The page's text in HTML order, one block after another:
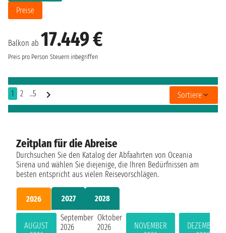
Balkon ab 17.449 €
Preis pro Person Steuern inbegriffen
Preise
1 2 ..5 Sortiere
Zeitplan für die Abreise
Durchsuchen Sie den Katalog der Abfaahrten von Oceania
Sirena und wählen Sie diejenige, die Ihren Bedürfnissen am
besten entspricht aus vielen Reisevorschlägen.
2026 2027 2028
AUGUST
September
2026
Oktober
2026
NOVEMBER
DEZEMBER